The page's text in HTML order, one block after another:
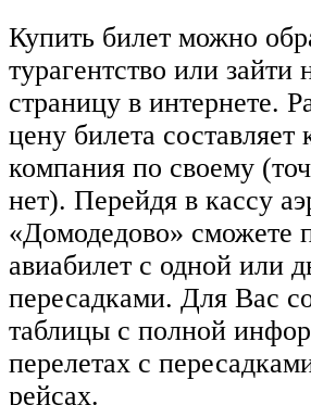
Купить билет можно
турагентство или зайти
страницу в интернете.
цену билета составляет
компания по своему
нет). Перейдя в кассу
«Домодедово» сможете
авиабилет с одной или
пересадками. Для Вас
таблицы с полной
перелетах с
рейсах.